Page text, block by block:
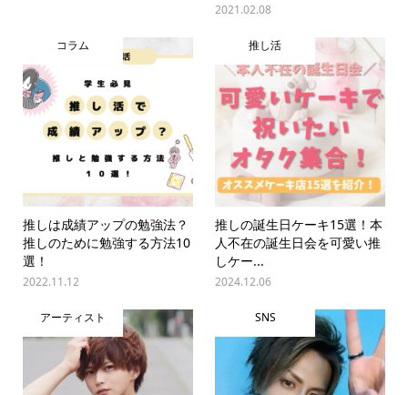
2021.02.08
コラム
推しは成績アップの勉強法？
推しのために勉強する方法10
選！
2022.11.12
推し活
推しの誕生日ケーキ15選！本
人不在の誕生日会を可愛い推
しケー...
2024.12.06
アーティスト SNS